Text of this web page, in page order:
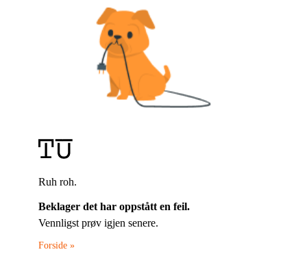
Ruh roh.
Beklager det har oppstått en feil.
Vennligst prøv igjen senere.
Forside »